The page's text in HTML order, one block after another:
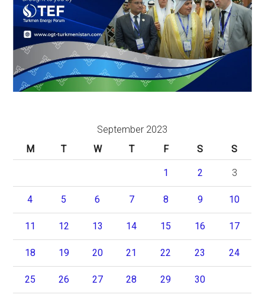
September 2023
M
T W T F S S
1 2 3
4 5 6 7 8 9 10
11 12 13 14 15 16 17
18 19 20 21 22 23 24
25 26 27 28 29 30